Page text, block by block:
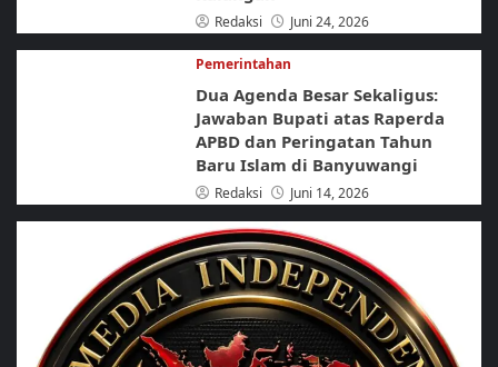
Redaksi Juni 24, 2026
Pemerintahan
Dua Agenda Besar Sekaligus:
Jawaban Bupati atas Raperda
APBD dan Peringatan Tahun
Baru Islam di Banyuwangi
Redaksi Juni 14, 2026